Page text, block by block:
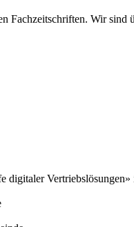
Wir sind
digitaler Vertriebslösungen»